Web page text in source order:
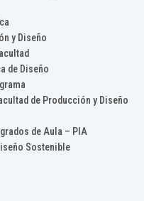
y Diseño
de Diseño
de Producción y Diseño
de Aula – PIA
Sostenible